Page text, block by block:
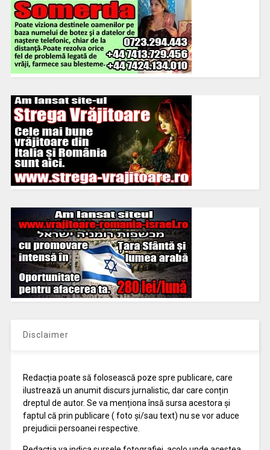
Disclaimer
Redacția poate să folosească poze spre publicare, care
ilustrează un anumit discurs jurnalistic, dar care conțin
dreptul de autor. Se va menționa însă sursa acestora și
faptul că prin publicare ( foto și/sau text) nu se vor aduce
prejudicii persoanei respective.